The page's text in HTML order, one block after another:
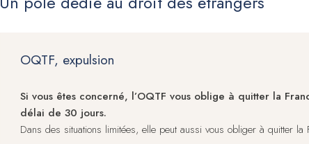
OQTF, expulsion
Si vous êtes concerné, l’OQTF vous oblige à quitter la
délai de 30 jours.
Dans des situations limitées, elle peut aussi vous obliger à quitter la